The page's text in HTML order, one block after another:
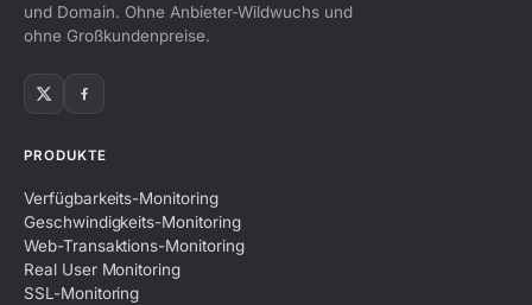
und Domain. Ohne Anbieter-Wildwuchs und
ohne Großkundenpreise.
PRODUKTE
Verfügbarkeits-Monitoring
Geschwindigkeits-Monitoring
Web-Transaktions-Monitoring
Real User Monitoring
SSL-Monitoring